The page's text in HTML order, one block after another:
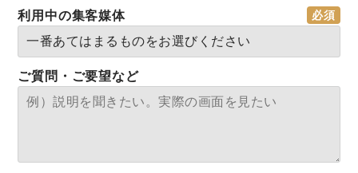
利用中の集客媒体
ご質問・ご要望など